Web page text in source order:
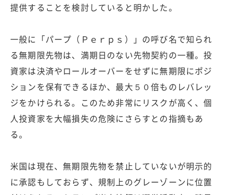
提供することを検討していると明かした。
一般に「パープ（Ｐｅｒｐｓ）」の呼び名で知られ
る無期限先物は、満期日のない先物契約の一種。投
資家は決済やロールオーバーをせずに無期限にポジ
ションを保有できるほか、最大５０倍ものレバレッ
ジをかけられる。このため非常にリスクが高く、個
人投資家を大幅損失の危険にさらすとの指摘もあ
る。
米国は現在、無期限先物を禁止していないが明示的
に承認もしておらず、規制上のグレーゾーンに位置